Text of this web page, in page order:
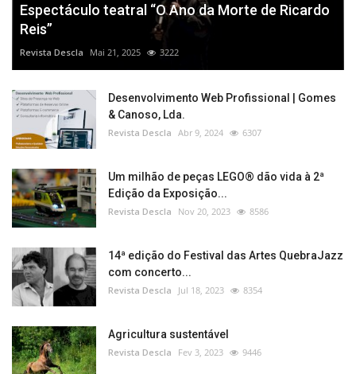
Espectáculo teatral “O Ano da Morte de Ricardo
Reis”
Revista Descla Mai 21, 2025 3222
Desenvolvimento Web Profissional | Gomes
& Canoso, Lda.
Revista Descla Abr 9, 2024 6307
Um milhão de peças LEGO® dão vida à 2ª
Edição da Exposição...
Revista Descla Nov 20, 2023 8586
14ª edição do Festival das Artes QuebraJazz
com concerto...
Revista Descla Jul 18, 2023 8354
Agricultura sustentável
Revista Descla Fev 3, 2023 9446